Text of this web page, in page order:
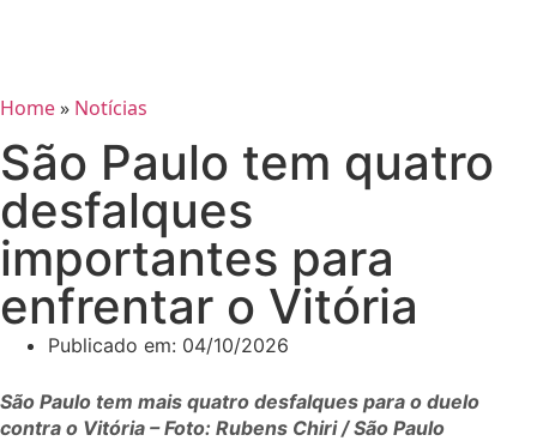
Home» Notícias
São Paulo tem quatro
desfalques
importantes para
enfrentar o Vitória
Publicado em: 04/10/2026
São Paulo tem mais quatro desfalques para o duelo
contra o Vitória – Foto: Rubens Chiri / São Paulo